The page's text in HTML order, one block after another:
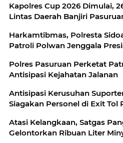
Kapolres Cup 2026 Dimulai,
Lintas Daerah Banjiri
Harkamtibmas, Polresta
Patroli Polwan Jenggala
Polres Pasuruan Perketat
Antisipasi Kejahatan Jalanan
Antisipasi Kerusuhan
Siagakan Personel di Exit Tol
Atasi Kelangkaan, Satgas
Gelontorkan Ribuan Liter